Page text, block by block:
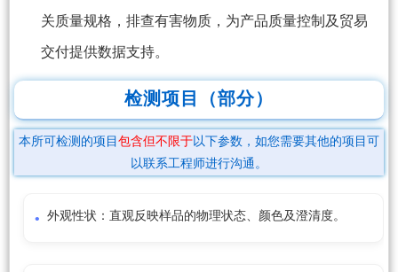
关质量规格，排查有害物质，为产品质量控制及贸易
交付提供数据支持。
检测项目（部分）
本所可检测的项目 包含但不限于以下参数，如您需要其他的项目可
以联系工程师进行沟通。
外观性状：直观反映样品的物理状态、颜色及澄清度。